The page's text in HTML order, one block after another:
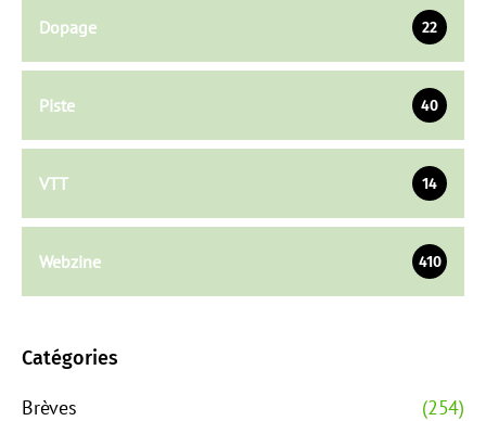
Dopage 22
Piste 40
VTT 14
Webzine 410
Catégories
Brèves
(254)